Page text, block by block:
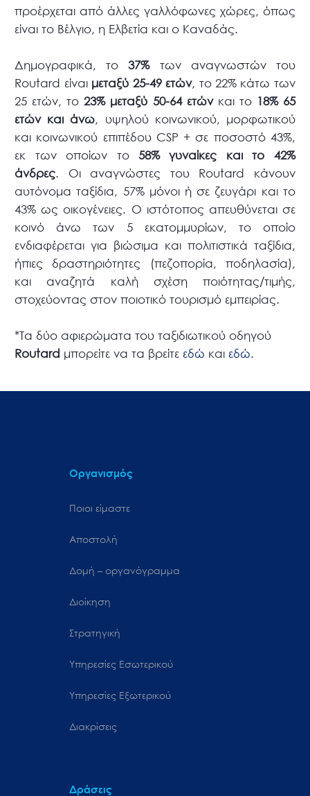
προέρχεται από άλλες γαλλόφωνες χώρες, όπως
είναι το Βέλγιο, η Ελβετία και ο Καναδάς.
Δημογραφικά, το37%των αναγνωστών του
Routard είναι μεταξύ 25-49 ετών, το 22% κάτω των
25 ετών, το23% μεταξύ 50-64 ετώνκαι το 18% 65
ετών και άνω, υψηλού κοινωνικού, μορφωτικού
και κοινωνικού επιπέδου CSP + σε ποσοστό 43%,
εκ των οποίων το 58% γυναίκες και το 42%
άνδρες. Οι αναγνώστες του Routard κάνουν
αυτόνομα ταξίδια, 57% μόνοι ή σε ζευγάρι και το
43% ως οικογένειες. Ο ιστότοπος απευθύνεται σε
κοινό άνω των 5 εκατομμυρίων, το οποίο
ενδιαφέρεται για βιώσιμα και πολιτιστικά ταξίδια,
ήπιες δραστηριότητες (πεζοπορία, ποδηλασία),
και αναζητά καλή σχέση ποιότητας/τιμής,
στοχεύοντας στον ποιοτικό τουρισμό εμπειρίας.
*Τα δύο αφιερώματα του ταξιδιωτικού οδηγού
Routard μπορείτε να τα βρείτεεδώ καιεδώ.
Οργανισμός
Ποιοι είμαστε
Αποστολή
Δομή – οργανόγραμμα
Διοίκηση
Στρατηγική
Υπηρεσίες Εσωτερικού
Υπηρεσίες Εξωτερικού
Διακρίσεις
Δράσεις